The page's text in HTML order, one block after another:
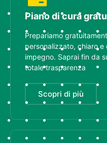
Piano di cura
Prepariamo
personalizzato, chiaro
impegno. Saprai fin da
totale trasparenza
Scopri di più